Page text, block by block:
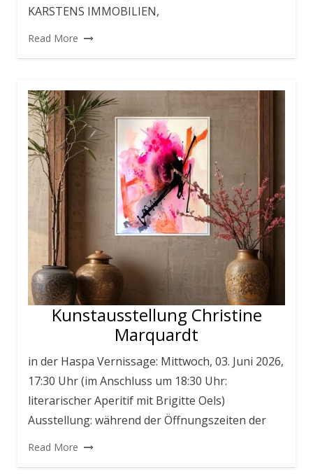
KARSTENS IMMOBILIEN,
Read More
Kunstausstellung Christine
Marquardt
in der Haspa Vernissage: Mittwoch, 03. Juni 2026,
17:30 Uhr (im Anschluss um 18:30 Uhr:
literarischer Aperitif mit Brigitte Oels)
Ausstellung: während der Öffnungszeiten der
Read More